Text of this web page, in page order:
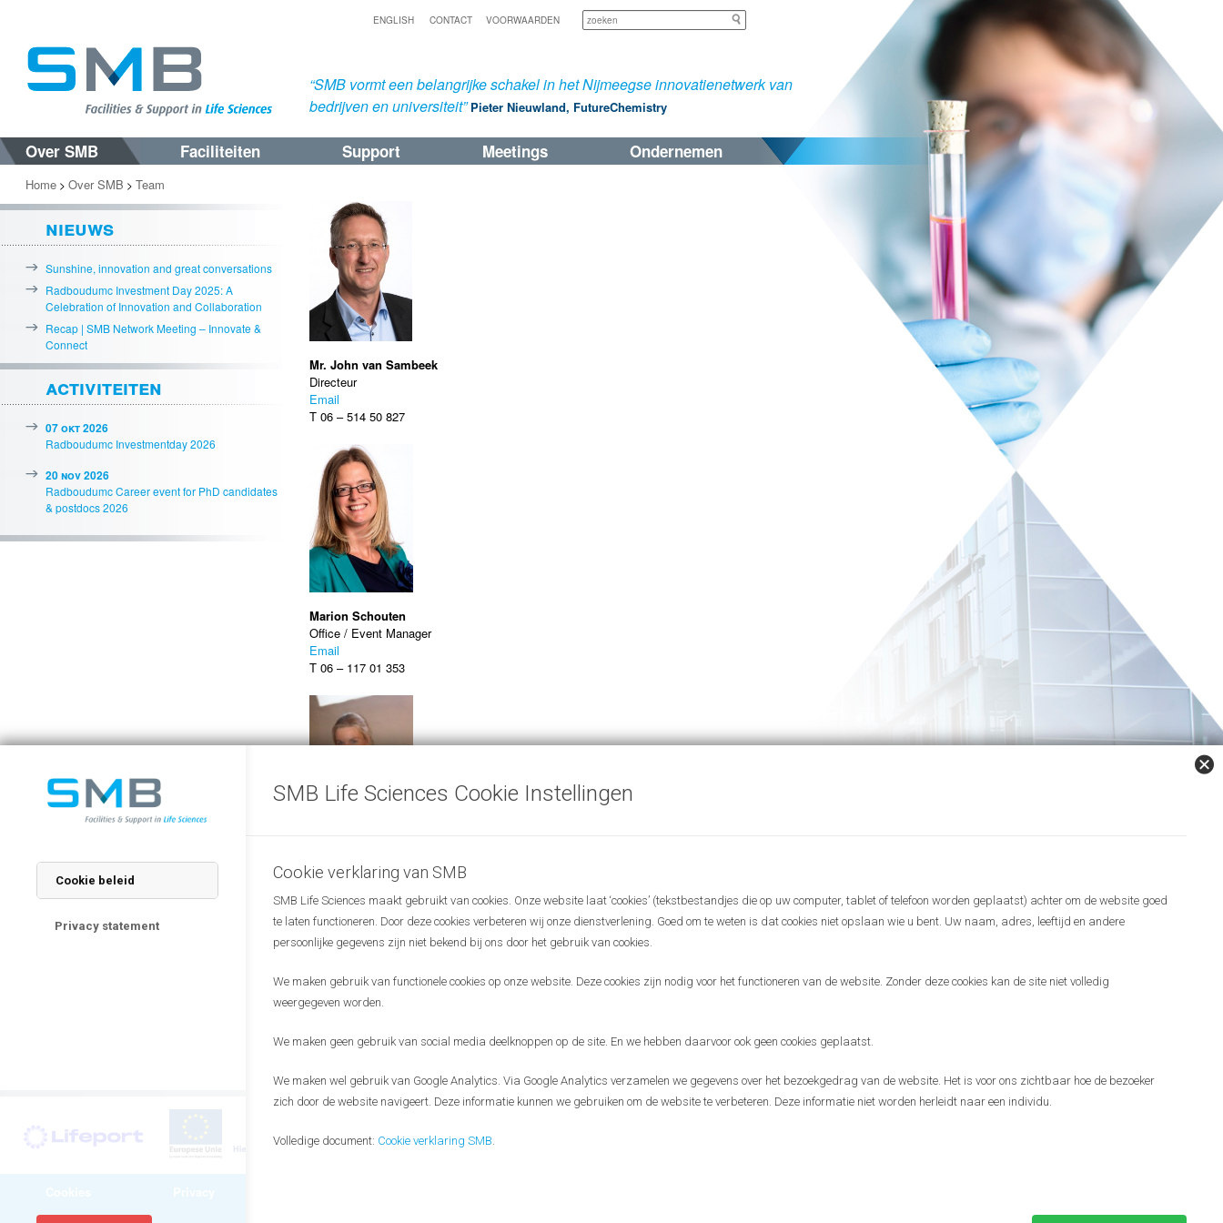
ENGLISH CONTACT VOORWAARDEN
“SMB vormt een belangrijke schakel in het Nijmeegse innovatienetwerk van
bedrijven en universiteit” Pieter Nieuwland, FutureChemistry
Spring
naar
de
primaire
inhoud
Spring
naar
de
secundaire
inhoud
Over SMB Faciliteiten Support Meetings Ondernemen
Mr. John van Sambeek
Directeur
Email
T 06 – 514 50 827
Marion Schouten
Office / Event Manager
Email
T 06 – 117 01 353
Dennis Lammers
Email
Home > Over SMB > Team
nieuws
Sunshine, innovation and great conversations
Radboudumc Investment Day 2025: A
Celebration of Innovation and Collaboration
Recap | SMB Network Meeting – Innovate &
Connect
activiteiten
07 okt 2026
Radboudumc Investmentday 2026
20 nov 2026
Radboudumc Career event for PhD candidates
& postdocs 2026
SMB Life Sciences Cookie Instellingen
Cookie beleid
Privacy statement
Cookie verklaring van SMB
SMB Life Sciences maakt gebruikt van cookies. Onze website laat ‘cookies’ (tekstbestandjes die op uw computer, tablet of telefoon worden geplaatst) achter om de website goed
te laten functioneren. Door deze cookies verbeteren wij onze dienstverlening. Goed om te weten is dat cookies niet opslaan wie u bent. Uw naam, adres, leeftijd en andere
persoonlijke gegevens zijn niet bekend bij ons door het gebruik van cookies.
We maken gebruik van functionele cookies op onze website. Deze cookies zijn nodig voor het functioneren van de website. Zonder deze cookies kan de site niet volledig
weergegeven worden.
We maken geen gebruik van social media deelknoppen op de site. En we hebben daarvoor ook geen cookies geplaatst.
We maken wel gebruik van Google Analytics. Via Google Analytics verzamelen we gegevens over het bezoekgedrag van de website. Het is voor ons zichtbaar hoe de bezoeker
zich door de website navigeert. Deze informatie kunnen we gebruiken om de website te verbeteren. Deze informatie niet worden herleidt naar een individu.
Volledige document: Cookie verklaring SMB.